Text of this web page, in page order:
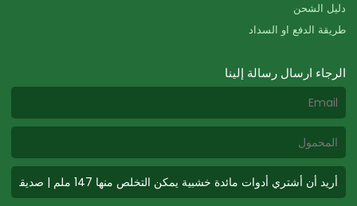
دليل الشحن
طريقة الدفع او السداد
الرجاء ارسال رسالة إلينا